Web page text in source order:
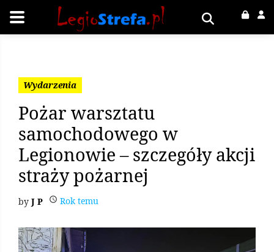
Wydarzenia
Pożar warsztatu
samochodowego w
Legionowie – szczegóły akcji
straży pożarnej
J P Rok temu